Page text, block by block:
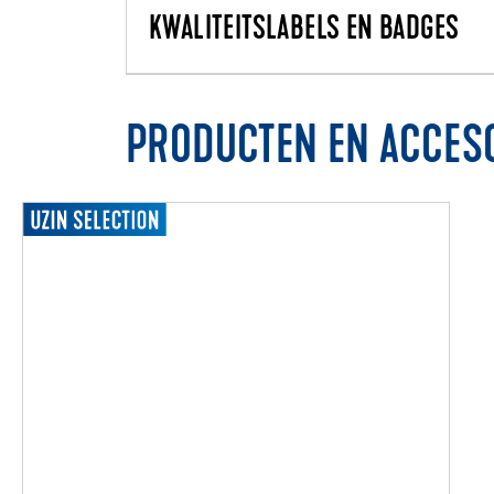
KWALITEITSLABELS EN BADGES
PRODUCTEN EN